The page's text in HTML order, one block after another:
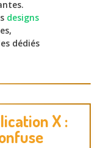
designs
dédiés
X :